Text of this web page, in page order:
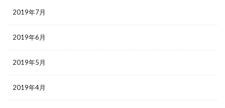
2019年7月
2019年6月
2019年5月
2019年4月